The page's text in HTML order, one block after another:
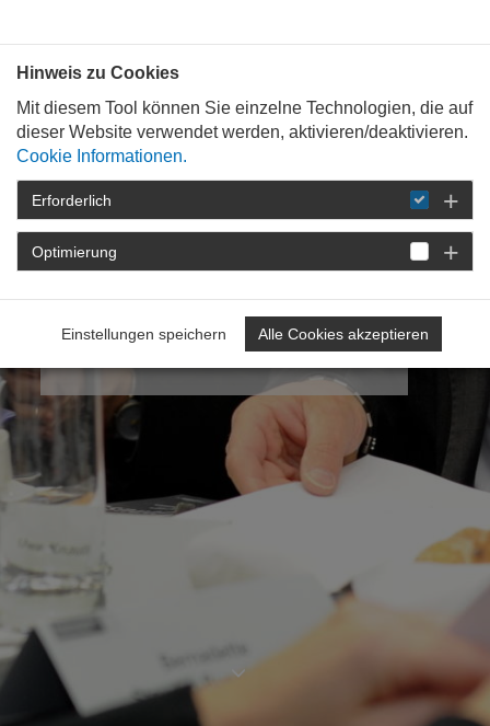
Meine
Kammergruppe
5: Stadt Trier / Landkreis Trier-
Hinweis zu Cookies
Mit diesem Tool können Sie einzelne Technologien, die auf
dieser Website verwendet werden, aktivieren/deaktivieren.
Cookie Informationen.
Erforderlich
Optimierung
Einstellungen speichern Alle Cookies akzeptieren